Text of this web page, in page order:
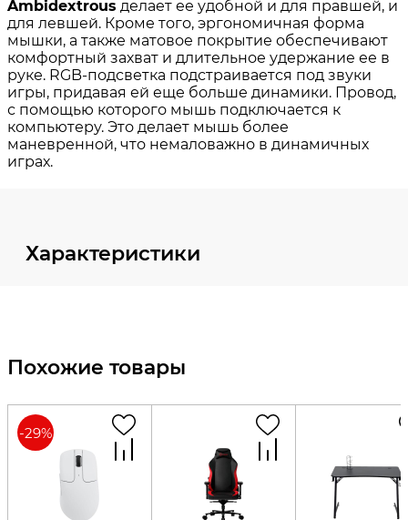
Характеристики
Похожие товары
-29%